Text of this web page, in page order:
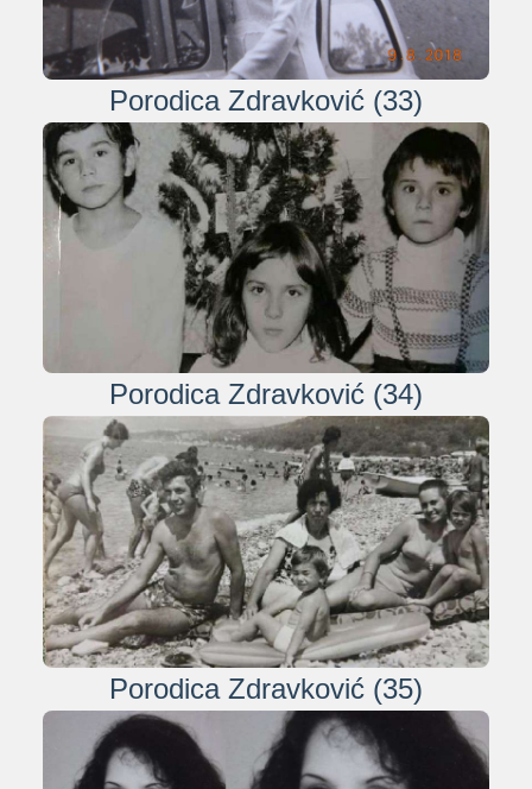
Porodica Zdravković (33)
Porodica Zdravković (34)
Porodica Zdravković (35)